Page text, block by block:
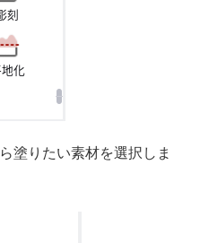
塗りたい素材を選択しま